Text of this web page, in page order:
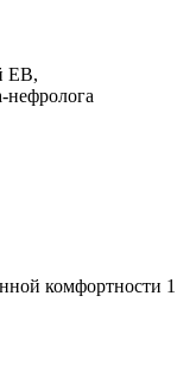
ЕВ,
нефролога
комфортности 1